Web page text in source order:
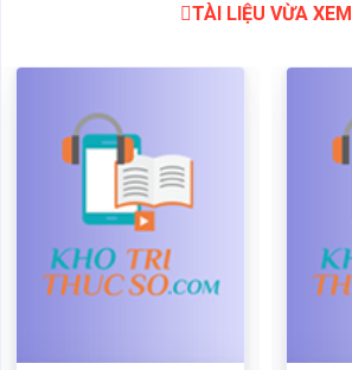
TÀI LIỆU VỪA XEM